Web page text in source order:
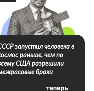
запустил человека в
раньше, чем по
США разрешили
браки